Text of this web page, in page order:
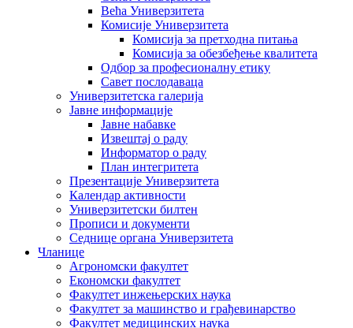
Већа Универзитета
Комисије Универзитета
Комисија за претходна питања
Комисија за обезбеђење квалитета
Одбор за професионалну етику
Савет послодаваца
Универзитетска галерија
Јавне информације
Јавне набавке
Извештај о раду
Информатор о раду
План интегритета
Презентације Универзитета
Календар активности
Универзитетски билтен
Прописи и документи
Седнице органа Универзитета
Чланице
Агрономски факултет
Економски факултет
Факултет инжењерских наука
Факултет за машинство и грађевинарство
Факултет медицинских наука